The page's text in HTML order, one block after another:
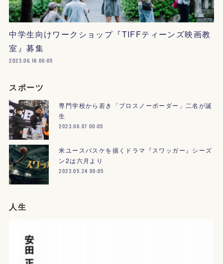
中学生向けワークショップ『TIFFティーンズ映画教
室』募集
2023.06.16 00:05
スポーツ
専門学校から若き「プロスノーボーダー」二名が誕
生
2023.06.07 00:05
米ユースバスケを描くドラマ『スワッガー』シーズ
ン2は六月より
2023.05.24 00:05
人生